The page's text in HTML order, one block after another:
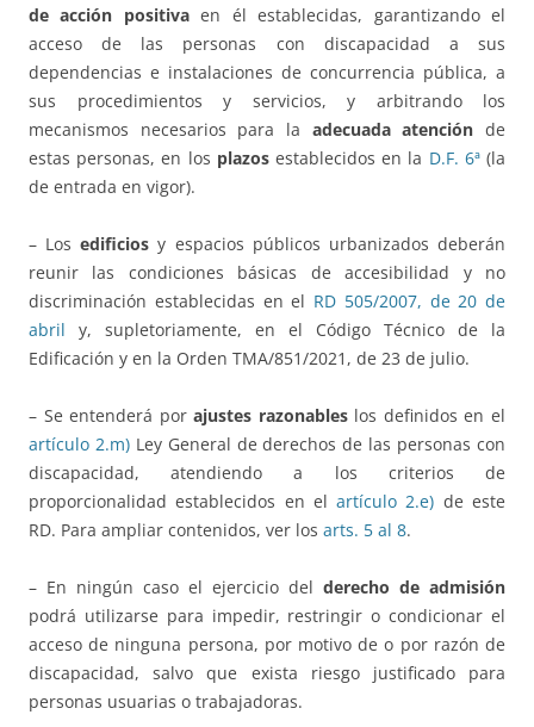
de acción positivaen él establecidas, garantizando el
acceso de las personas con discapacidad a sus
dependencias e instalaciones de concurrencia pública, a
sus procedimientos y servicios, y arbitrando los
mecanismos necesarios para la adecuada atención de
estas personas, en los plazosestablecidos en la D.F. 6ª(la
de entrada en vigor).
– Losedificios y espacios públicos urbanizados deberán
reunir las condiciones básicas de accesibilidad y no
discriminación establecidas en el RD 505/2007, de 20 de
abril y, supletoriamente, en el Código Técnico de la
Edificación y en la Orden TMA/851/2021, de 23 de julio.
– Se entenderá porajustes razonableslos definidos en el
artículo 2.m)Ley General de derechos de las personas con
discapacidad, atendiendo a los criterios de
proporcionalidad establecidos en elartículo 2.e) de este
RD. Para ampliar contenidos, ver los arts. 5 al 8.
– En ningún caso el ejercicio del derecho de admisión
podrá utilizarse para impedir, restringir o condicionar el
acceso de ninguna persona, por motivo de o por razón de
discapacidad, salvo que exista riesgo justificado para
personas usuarias o trabajadoras.